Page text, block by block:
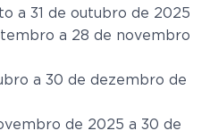
a 31 de outubro de 2025
a 28 de novembro
a 30 de dezembro de
de 2025 a 30 de